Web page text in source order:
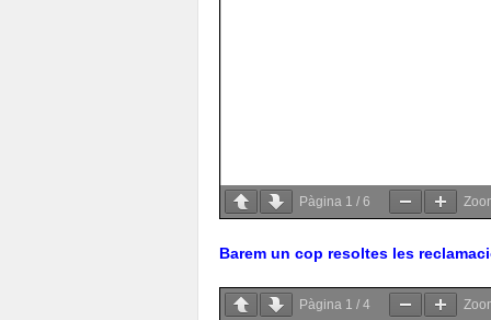
Pàgina 1 / 6
Barem un cop resoltes les
Pàgina 1 / 4